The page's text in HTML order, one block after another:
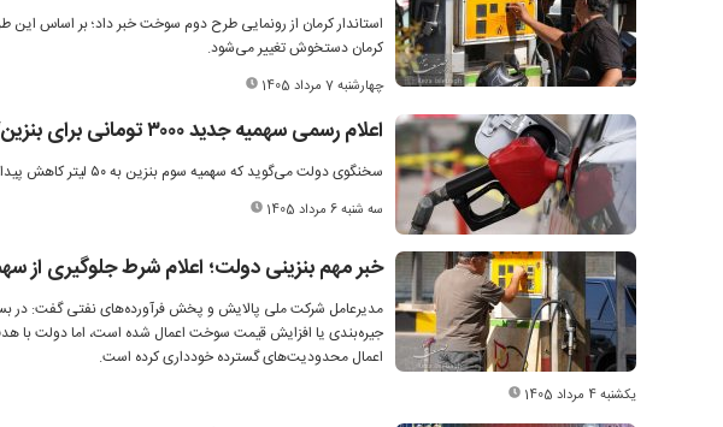
کرمان دستخوش تغییر می‌شود.
چهارشنبه 7 مرداد 1405
اعلام رسمی سهمیه جدید ۳۰۰۰ تومانی برای بنزین/ سهمیه سوم بنزین چه تغییری کرد؟
سخنگوی دولت می‌گوید که سهمیه سوم بنزین به ۵۰ لیتر کاهش پیدا کرده است.
سه شنبه 6 مرداد 1405
خبر مهم بنزینی دولت؛ اعلام شرط جلوگیری از
مدیرعامل شرکت ملی پالایش و پخش فرآورده‌های نفتی گفت: در
جیره‌بندی یا افزایش قیمت سوخت اعمال شده است، اما دولت با
اعمال محدودیت‌های گسترده خودداری کرده است.
یکشنبه 4 مرداد 1405